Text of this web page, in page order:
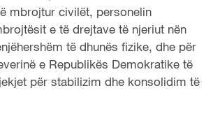
mbrojtur civilët, personelin
e të drejtave të njeriut nën
të dhunës fizike, dhe për
e Republikës Demokratike të
për stabilizim dhe konsolidim të